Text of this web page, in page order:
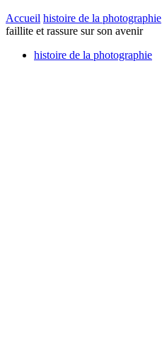
Accueil histoire de la photographie
faillite et rassure sur son avenir
histoire de la photographie